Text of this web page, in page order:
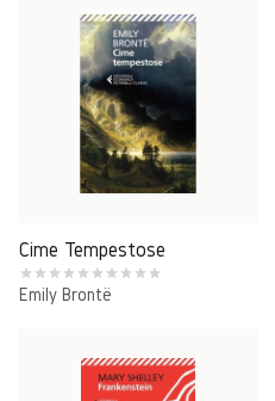
Cime Tempestose
Emily Brontë